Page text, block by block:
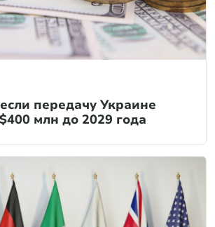
передачу Украине
млн до 2029 года